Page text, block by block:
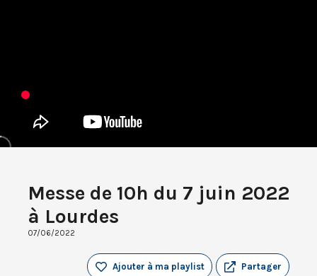
Messe de 10h du 7 juin 2022
à Lourdes
07/06/2022
Partager
Ajouter à ma playlist